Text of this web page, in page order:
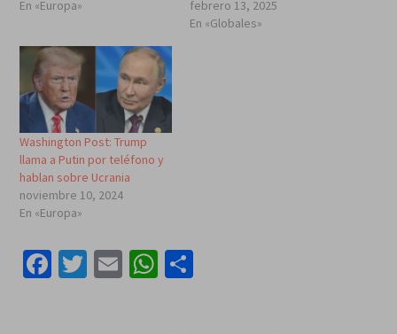
En «Europa»
febrero 13, 2025
En «Globales»
Washington Post: Trump
llama a Putin por teléfono y
hablan sobre Ucrania
noviembre 10, 2024
En «Europa»
Facebook
Twitter
EmailWhatsApp
Compartir